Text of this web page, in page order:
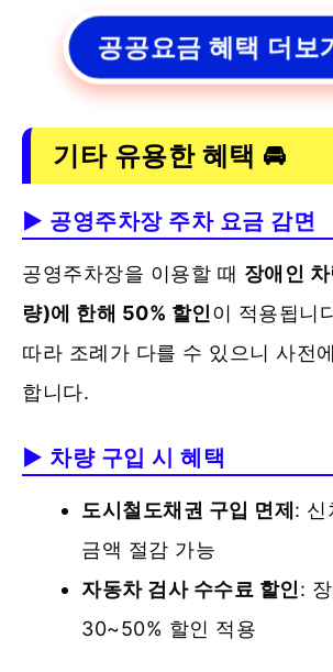
공공요금 혜택 더
기타 유용한 혜택 🚘
▶ 공영주차장 주차 요금 감면
공영주차장을 이용할 때 장애인
량)에 한해 50% 할인이 적용됩니
따라 조례가 다를 수 있으니 사전
합니다.
▶ 차량 구입 시 혜택
도시철도채권 구입 면제 : 신
금액 절감 가능
자동차 검사 수수료 할인:
30~50% 할인 적용